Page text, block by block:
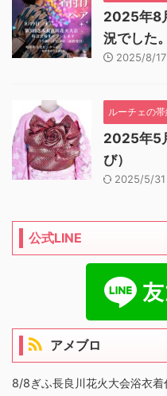
2025年8
況でした。
2025/8/17
ルーチェの
2025年5
び）
2025/5/31
公式LINE
アメブロ
8/8ぎふ長良川花火大会浴衣